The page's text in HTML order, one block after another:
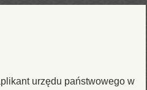
urzędu państwowego w